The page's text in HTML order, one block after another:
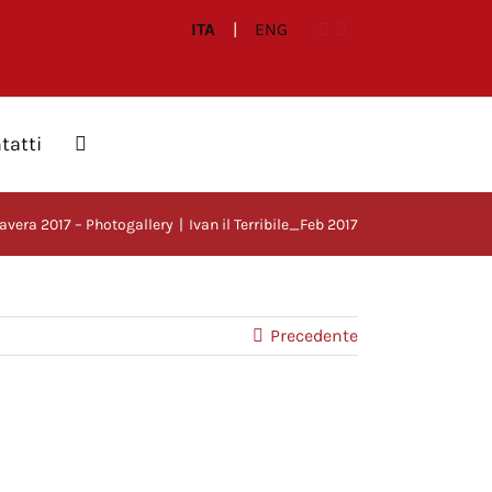
ITA | ENG
2017 – Photogallery Ivan il Terribile_Feb 2017
Precedente